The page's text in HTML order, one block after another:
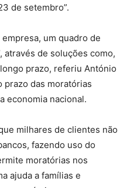
de setembro”.
um quadro de
através de soluções como,
prazo, referiu António
prazo das moratórias
economia nacional.
milhares de clientes não
fazendo uso do
moratórias nos
ajuda a famílias e